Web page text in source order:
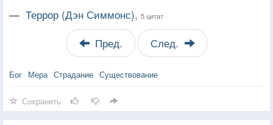
— Террор (Дэн Симмонс), 5 цитат
Пред. След.
Бог Мера Страдание Существование
Сохранить